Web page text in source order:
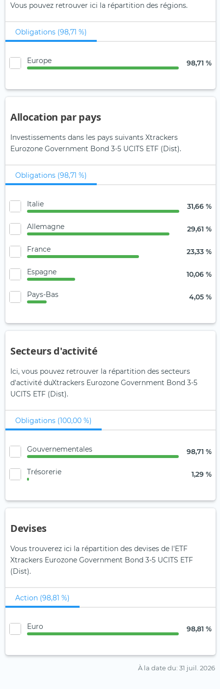
Vous pouvez retrouver ici la répartition des régions.
Obligations (98,71 %)
Europe 98,71 %
Allocation par pays
Investissements dans les pays suivants Xtrackers
Eurozone Government Bond 3-5 UCITS ETF (Dist).
Obligations (98,71 %)
Italie 31,66 %
Allemagne 29,61 %
France 23,33 %
Espagne 10,06 %
Pays-Bas 4,05 %
Secteurs d'activité
Ici, vous pouvez retrouver la répartition des secteurs
d'activité duXtrackers Eurozone Government Bond 3-5
UCITS ETF (Dist).
Obligations (100,00 %)
Gouvernementales 98,71 %
Trésorerie 1,29 %
Devises
Vous trouverez ici la répartition des devises de l'ETF
Xtrackers Eurozone Government Bond 3-5 UCITS ETF
(Dist).
Action (98,81 %)
Euro 98,81 %
À la date du: 31 juil. 2026